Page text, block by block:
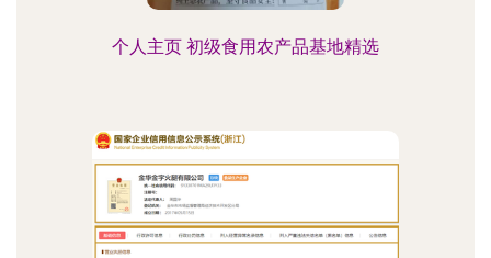
个人主页 初级食用农产品基地精选